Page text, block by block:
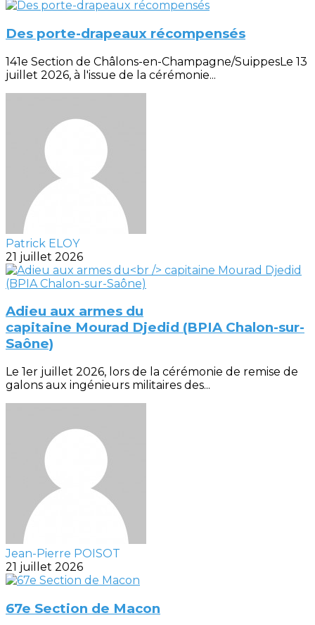
Des porte-drapeaux récompensés
141e Section de Châlons-en-Champagne/SuippesLe 13
juillet 2026, à l'issue de la cérémonie...
Patrick ELOY
21 juillet 2026
Adieu aux armes du
capitaine Mourad Djedid (BPIA Chalon-sur-
Saône)
Le 1er juillet 2026, lors de la cérémonie de remise de
galons aux ingénieurs militaires des...
Jean-Pierre POISOT
21 juillet 2026
67e Section de Macon